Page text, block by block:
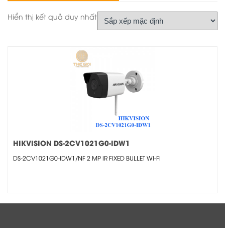
Hiển thị kết quả duy nhất
HIKVISION DS-2CV1021G0-IDW1
DS-2CV1021G0-IDW1/NF 2 MP IR FIXED BULLET WI-FI